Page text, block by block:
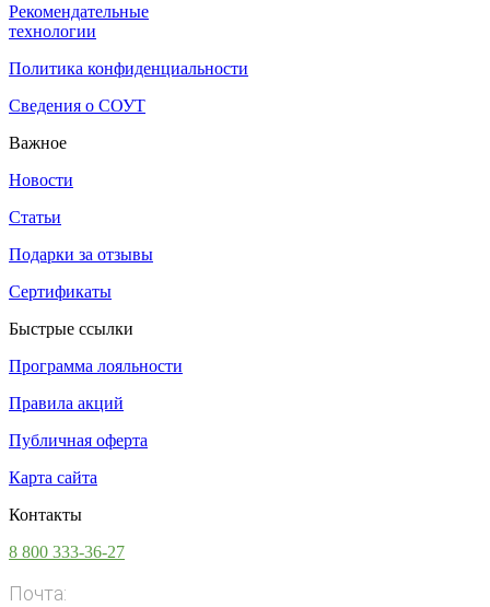
Рекомендательные
технологии
Политика конфиденциальности
Сведения о СОУТ
Важное
Новости
Статьи
Подарки за отзывы
Сертификаты
Быстрые ссылки
Программа лояльности
Правила акций
Публичная оферта
Карта сайта
Контакты
8 800 333-36-27
Почта: